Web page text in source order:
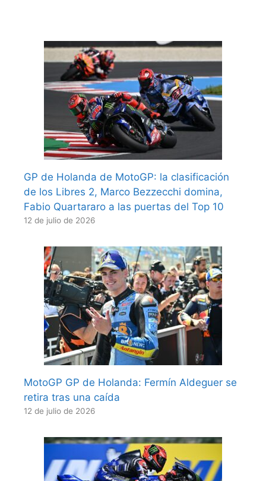
GP de Holanda de MotoGP: la clasificación
de los Libres 2, Marco Bezzecchi domina,
Fabio Quartararo a las puertas del Top 10
12 de julio de 2026
MotoGP GP de Holanda: Fermín Aldeguer se
retira tras una caída
12 de julio de 2026